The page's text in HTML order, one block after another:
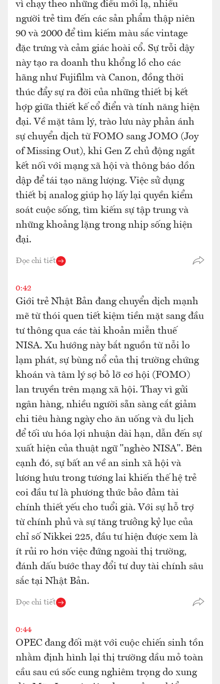
vì chạy theo những điều mới lạ, nhiều
người trẻ tìm đến các sản phẩm thập niên
90 và 2000 để tìm kiếm màu sắc vintage
đặc trưng và cảm giác hoài cổ. Sự trỗi dậy
này tạo ra doanh thu khổng lồ cho các
hãng như Fujifilm và Canon, đồng thời
thúc đẩy sự ra đời của những thiết bị kết
hợp giữa thiết kế cổ điển và tính năng hiện
đại. Về mặt tâm lý, trào lưu này phản ánh
sự chuyển dịch từ FOMO sang JOMO (Joy
of Missing Out), khi Gen Z chủ động ngắt
kết nối với mạng xã hội và thông báo dồn
dập để tái tạo năng lượng. Việc sử dụng
thiết bị analog giúp họ lấy lại quyền kiểm
soát cuộc sống, tìm kiếm sự tập trung và
những khoảng lặng trong nhịp sống hiện
đại.
Đọc chi tiết
0:42
Giới trẻ Nhật Bản đang chuyển dịch mạnh
mẽ từ thói quen tiết kiệm tiền mặt sang đầu
tư thông qua các tài khoản miễn thuế
NISA. Xu hướng này bắt nguồn từ nỗi lo
lạm phát, sự bùng nổ của thị trường chứng
khoán và tâm lý sợ bỏ lỡ cơ hội (FOMO)
lan truyền trên mạng xã hội. Thay vì gửi
ngân hàng, nhiều người sẵn sàng cắt giảm
chi tiêu hàng ngày cho ăn uống và du lịch
để tối ưu hóa lợi nhuận dài hạn, dẫn đến sự
xuất hiện của thuật ngữ "nghèo NISA". Bên
cạnh đó, sự bất an về an sinh xã hội và
lương hưu trong tương lai khiến thế hệ trẻ
coi đầu tư là phương thức bảo đảm tài
chính thiết yếu cho tuổi già. Với sự hỗ trợ
từ chính phủ và sự tăng trưởng kỷ lục của
chỉ số Nikkei 225, đầu tư hiện được xem là
ít rủi ro hơn việc đứng ngoài thị trường,
đánh dấu bước thay đổi tư duy tài chính sâu
sắc tại Nhật Bản.
Đọc chi tiết
0:44
OPEC đang đối mặt với cuộc chiến sinh tồn
nhằm định hình lại thị trường dầu mỏ toàn
cầu sau cú sốc cung nghiêm trọng do xung